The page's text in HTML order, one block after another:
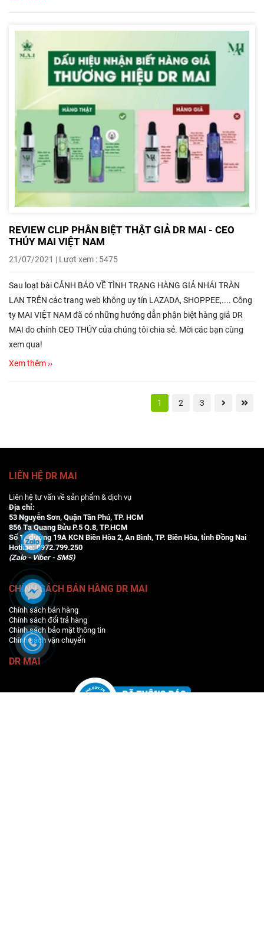
LIÊN HỆ DR MAI
Liên hệ tư vấn về sản phẩm & dịch vụ
Địa chỉ:
53 Nguyễn Sơn, Quận Tân Phú, TP. HCM
856 Tạ Quang Bửu P.5 Q.8, TP.HCM
Số 1, đường 19A KCN Biên Hòa 2, An Bình, TP. Biên Hòa, tỉnh Đồng Nai
Hotline: 0972.799.250
(Zalo - Viber - SMS)
CHÍNH SÁCH BÁN HÀNG DR MAI
Chính sách bán hàng
Chính sách đổi trả hàng
Chính sách bảo mật thông tin
Chính sách vận chuyển
DR MAI
REVIEW CLIP PHÂN BIỆT THẬT GIẢ DR MAI - CEO
THÚY MAI VIỆT NAM
21/07/2021 | Lượt xem : 5475
Sau loạt bài CẢNH BÁO VỀ TÌNH TRẠNG HÀNG GIẢ NHÁI TRÀN
LAN TRÊN các trang web không uy tín LAZADA, SHOPPEE,.... Công
ty MAI VIỆT NAM đã có những hướng dẫn phận biệt hàng giả DR
MAI do chính CEO THÚY của chúng tôi chia sẻ. Mời các bạn cùng
xem qua!
Xem thêm ››
1 2 3